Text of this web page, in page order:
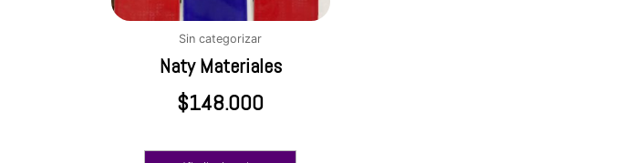
Sin categorizar
Naty Materiales
$148.000